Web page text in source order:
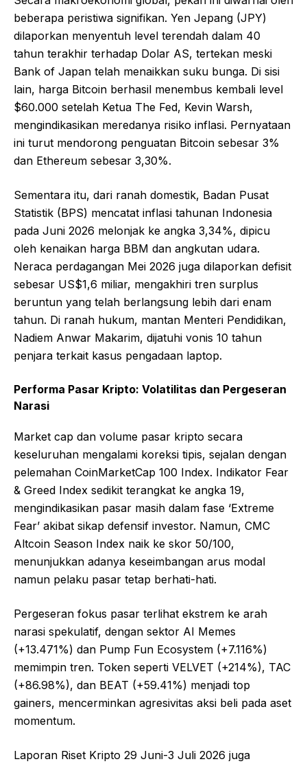
beberapa peristiwa signifikan. Yen Jepang (JPY)
dilaporkan menyentuh level terendah dalam 40
tahun terakhir terhadap Dolar AS, tertekan meski
Bank of Japan telah menaikkan suku bunga. Di sisi
lain, harga Bitcoin berhasil menembus kembali level
$60.000 setelah Ketua The Fed, Kevin Warsh,
mengindikasikan meredanya risiko inflasi. Pernyataan
ini turut mendorong penguatan Bitcoin sebesar 3%
dan Ethereum sebesar 3,30%.
Sementara itu, dari ranah domestik, Badan Pusat
Statistik (BPS) mencatat inflasi tahunan Indonesia
pada Juni 2026 melonjak ke angka 3,34%, dipicu
oleh kenaikan harga BBM dan angkutan udara.
Neraca perdagangan Mei 2026 juga dilaporkan defisit
sebesar US$1,6 miliar, mengakhiri tren surplus
beruntun yang telah berlangsung lebih dari enam
tahun. Di ranah hukum, mantan Menteri Pendidikan,
Nadiem Anwar Makarim, dijatuhi vonis 10 tahun
penjara terkait kasus pengadaan laptop.
Performa Pasar Kripto: Volatilitas dan Pergeseran
Narasi
Market cap dan volume pasar kripto secara
keseluruhan mengalami koreksi tipis, sejalan dengan
pelemahan CoinMarketCap 100 Index. Indikator Fear
& Greed Index sedikit terangkat ke angka 19,
mengindikasikan pasar masih dalam fase ‘Extreme
Fear’ akibat sikap defensif investor. Namun, CMC
Altcoin Season Index naik ke skor 50/100,
menunjukkan adanya keseimbangan arus modal
namun pelaku pasar tetap berhati-hati.
Pergeseran fokus pasar terlihat ekstrem ke arah
narasi spekulatif, dengan sektor AI Memes
(+13.471%) dan Pump Fun Ecosystem (+7.116%)
memimpin tren. Token seperti VELVET (+214%), TAC
(+86.98%), dan BEAT (+59.41%) menjadi top
gainers, mencerminkan agresivitas aksi beli pada aset
momentum.
Laporan Riset Kripto 29 Juni-3 Juli 2026 juga